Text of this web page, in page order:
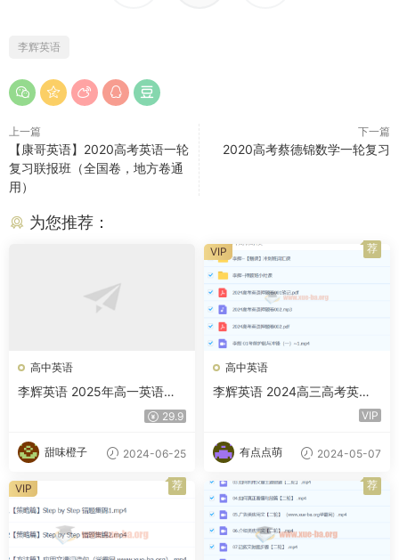
李辉英语
上一篇
【康哥英语】2020高考英语一轮
复习联报班（全国卷，地方卷通
用）
下一篇
2020高考蔡德锦数学一轮复习
为您推荐：
高中英语
李辉英语 2025年高一英语全
年 一轮二轮暑假秋季寒假春季
29.9
甜味橙子 2024-06-25
高中英语
李辉英语 2024高三高考英语
冲刺押题班 百度云网盘下载VIP
有点点萌 2024-05-07
VIP 荐
VIP 荐 荐